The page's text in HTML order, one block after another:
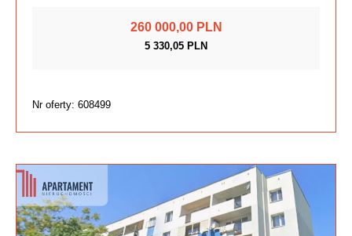
260 000,00 PLN
5 330,05 PLN
Nr oferty: 608499